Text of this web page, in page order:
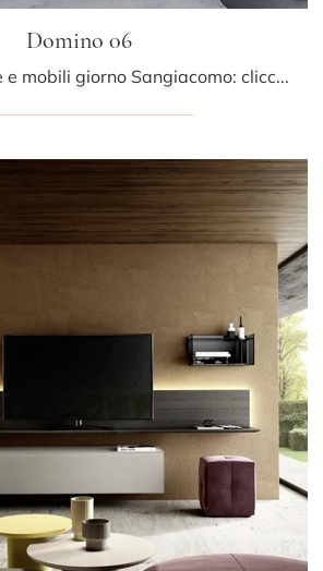
Domino 06
Pareti attrezzate e mobili giorno Sangiacomo: clicca e scopri il modello Domino 06 e potrai valorizzare stanze moderne di ogni tipo.